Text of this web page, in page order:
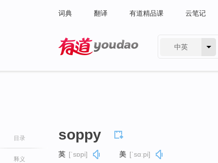
词典 翻译 有道精品课 云笔记
中英
目录
释义
soppy
英 [ˈsɒpi] 美 [ˈsɑːpi]